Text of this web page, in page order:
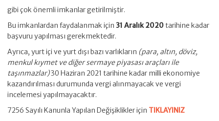
gibi çok önemli imkanlar getirilmiştir.
Bu imkanlardan faydalanmak için 31 Aralık 2020tarihine kadar
başvuru yapılması gerekmektedir.
Ayrıca, yurt içi ve yurt dışı bazı varlıkların (para, altın, döviz,
menkul kıymet ve diğer sermaye piyasası araçları ile
taşınmazlar)30 Haziran 2021 tarihine kadar milli ekonomiye
kazandırılması durumunda vergi alınmayacak ve vergi
incelemesi yapılmayacaktır.
7256 Sayılı Kanunla Yapılan Değişiklikler için TIKLAYINIZ